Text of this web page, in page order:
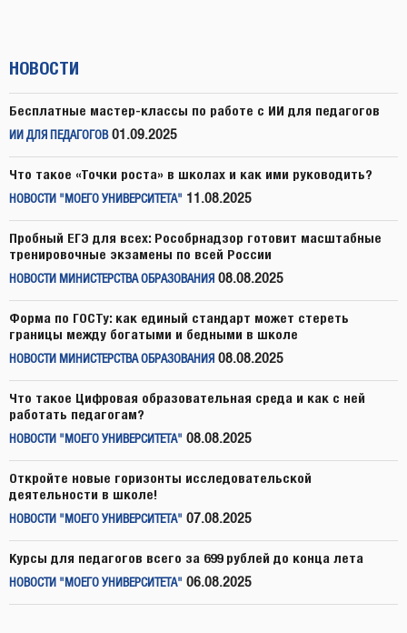
НОВОСТИ
Бесплатные мастер-классы по работе с ИИ для педагогов
ИИ ДЛЯ ПЕДАГОГОВ 01.09.2025
Что такое «Точки роста» в школах и как ими руководить?
НОВОСТИ "МОЕГО УНИВЕРСИТЕТА" 11.08.2025
Пробный ЕГЭ для всех: Рособрнадзор готовит масштабные
тренировочные экзамены по всей России
НОВОСТИ МИНИСТЕРСТВА ОБРАЗОВАНИЯ 08.08.2025
Форма по ГОСТу: как единый стандарт может стереть
границы между богатыми и бедными в школе
НОВОСТИ МИНИСТЕРСТВА ОБРАЗОВАНИЯ 08.08.2025
Что такое Цифровая образовательная среда и как с ней
работать педагогам?
НОВОСТИ "МОЕГО УНИВЕРСИТЕТА" 08.08.2025
Откройте новые горизонты исследовательской
деятельности в школе!
НОВОСТИ "МОЕГО УНИВЕРСИТЕТА" 07.08.2025
Курсы для педагогов всего за 699 рублей до конца лета
НОВОСТИ "МОЕГО УНИВЕРСИТЕТА" 06.08.2025